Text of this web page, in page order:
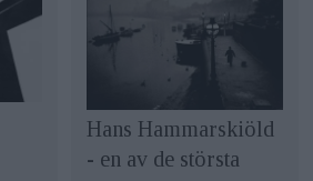
Hans Hammarskiöld
- en av de största